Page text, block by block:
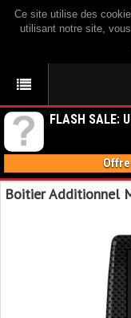
Ce site utilise des
utilisant notre site,
FLASH SALE:
Boitier Additionnel